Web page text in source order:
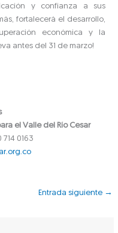
y confianza a sus
fortalecerá el desarrollo,
económica y la
antes del 31 de marzo!
el Valle del Río Cesar
714 0163
Entrada siguiente →